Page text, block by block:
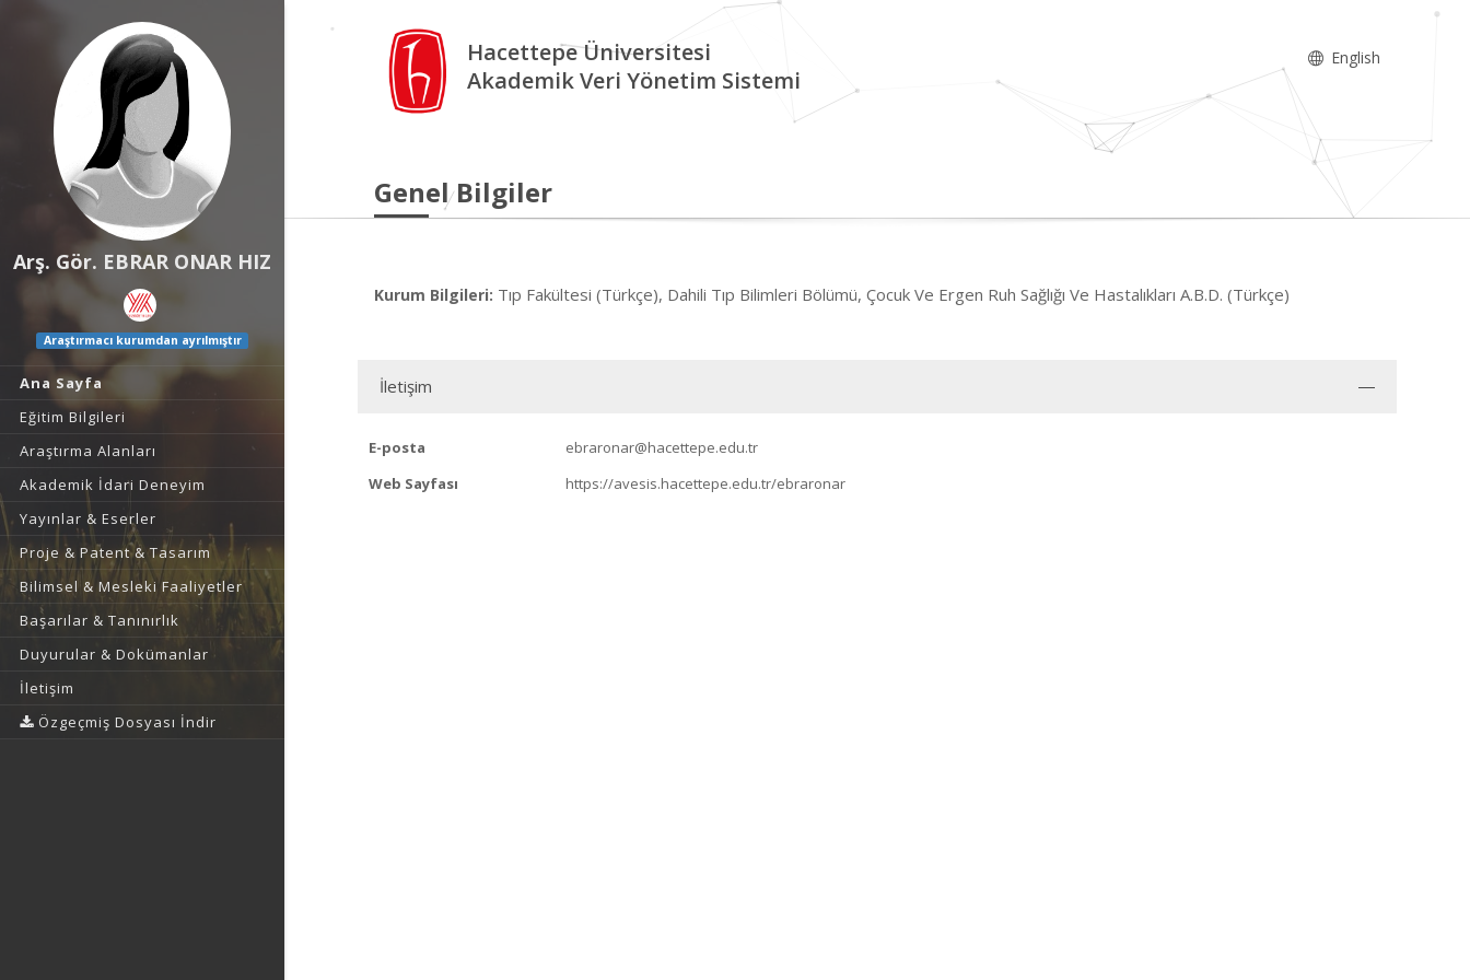
Arş. Gör. EBRAR ONAR HIZ
Araştırmacı kurumdan ayrılmıştır
Ana Sayfa
Eğitim Bilgileri
Araştırma Alanları
Akademik İdari Deneyim
Yayınlar & Eserler
Proje & Patent & Tasarım
Bilimsel & Mesleki Faaliyetler
Başarılar & Tanınırlık
Duyurular & Dokümanlar
İletişim
Özgeçmiş Dosyası İndir
Hacettepe Üniversitesi
Akademik Veri Yönetim Sistemi
English
Genel Bilgiler
Kurum Bilgileri: Tıp Fakültesi (Türkçe), Dahili Tıp Bilimleri Bölümü, Çocuk Ve Ergen Ruh Sağlığı Ve Hastalıkları A.B.D. (Türkçe)
İletişim
E-posta
ebraronar@hacettepe.edu.tr
Web Sayfası
https://avesis.hacettepe.edu.tr/ebraronar